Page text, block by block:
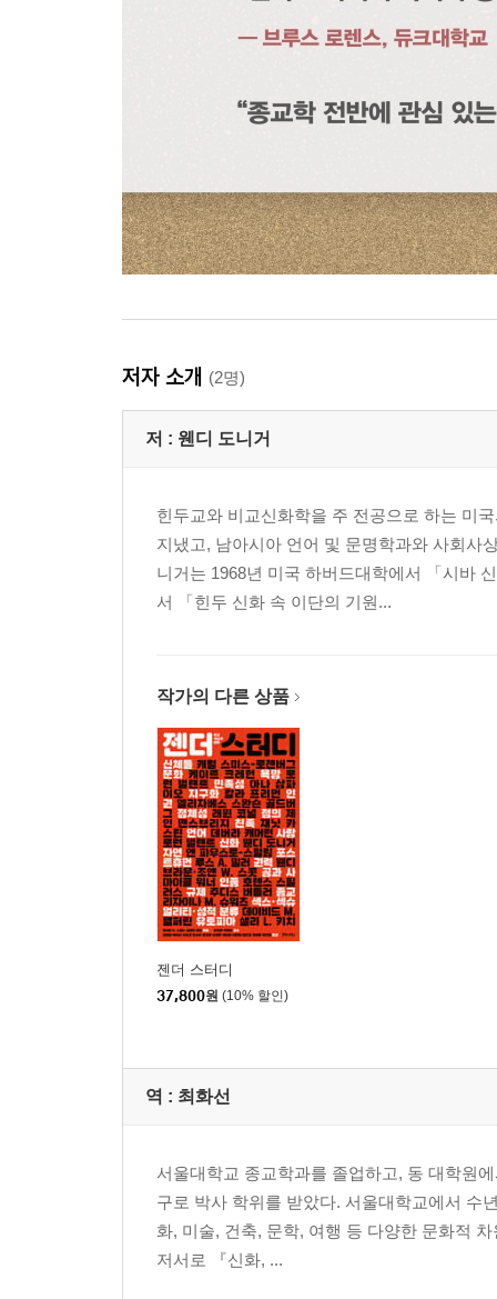
저자 소개 (2명)
저 : 웬디 도니거
힌두교와 비교신화학을 주 전공으로 하는 미
지냈고, 남아시아 언어 및 문명학과와 사회사
니거는 1968년 미국 하버드대학에서 「시바
서 「힌두 신화 속 이단의 기원...
작가의 다른 상품
젠더 스터디
37,800원 (10% 할인)
역 : 최화선
서울대학교 종교학과를 졸업하고, 동 대학원
구로 박사 학위를 받았다. 서울대학교에서 수
화, 미술, 건축, 문학, 여행 등 다양한 문화적
저서로 『신화, ...